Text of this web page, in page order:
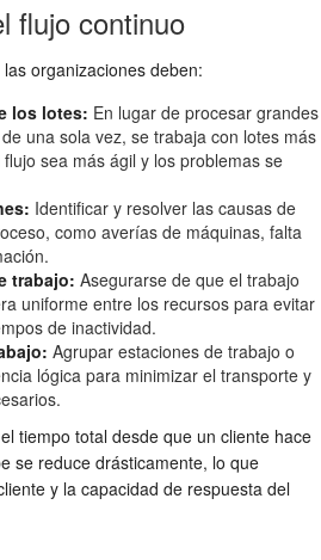
flujo continuo
organizaciones deben:
los lotes: En lugar de procesar grandes
una sola vez, se trabaja con lotes más
sea más ágil y los problemas se
Identificar y resolver las causas de
como averías de máquinas, falta
trabajo: Asegurarse de que el trabajo
uniforme entre los recursos para evitar
de inactividad.
Agrupar estaciones de trabajo o
lógica para minimizar el transporte y
tiempo total desde que un cliente hace
se reduce drásticamente, lo que
y la capacidad de respuesta del